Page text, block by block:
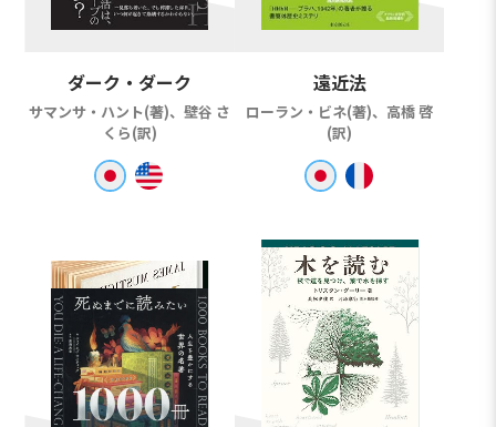
ダーク・ダーク
サマンサ・ハント(著)、壁谷 さ
くら(訳)
遠近法
ローラン・ビネ(著)、高橋 啓
(訳)